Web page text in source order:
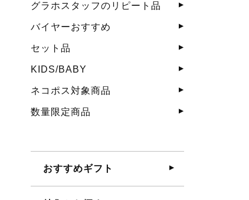
グラホスタッフのリピート品
バイヤーおすすめ
セット品
KIDS/BABY
ネコポス対象商品
数量限定商品
おすすめギフト